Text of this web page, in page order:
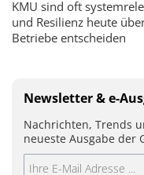
KMU sind oft
und Resilienz heute
Betriebe entscheiden
Newsletter & e-
Nachrichten, Trends
neueste Ausgabe der